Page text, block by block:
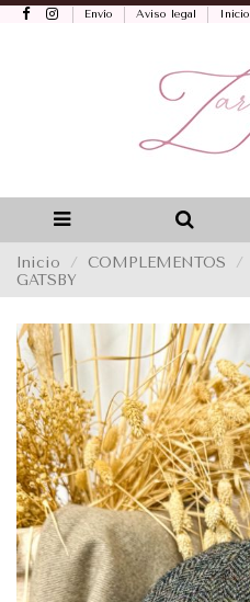
Envío Aviso legal Inicio
Inicio COMPLEMENTOS
GATSBY